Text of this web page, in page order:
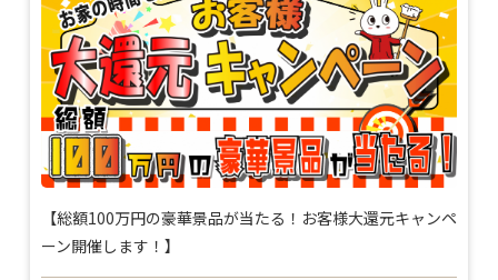
【総額100万円の豪華景品が当たる！お客様大還元キャンペ
ーン開催します！】